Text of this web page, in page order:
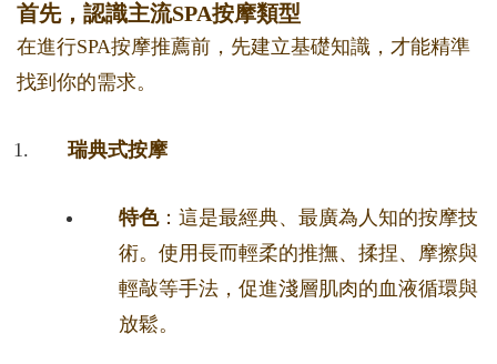
首先，認識主流SPA按摩類型
在進行SPA按摩推薦前，先建立基礎知識，才能精準
找到你的需求。
瑞典式按摩
特色：這是最經典、最廣為人知的按摩技
術。使用長而輕柔的推撫、揉捏、摩擦與
輕敲等手法，促進淺層肌肉的血液循環與
放鬆。